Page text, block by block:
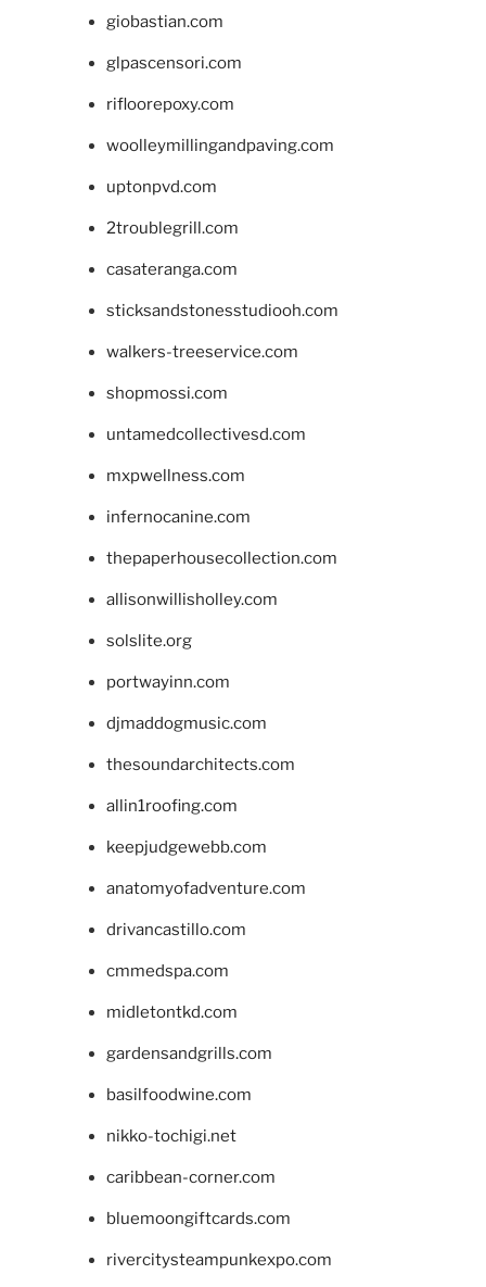
giobastian.com
glpascensori.com
rifloorepoxy.com
woolleymillingandpaving.com
uptonpvd.com
2troublegrill.com
casateranga.com
sticksandstonesstudiooh.com
walkers-treeservice.com
shopmossi.com
untamedcollectivesd.com
mxpwellness.com
infernocanine.com
thepaperhousecollection.com
allisonwillisholley.com
solslite.org
portwayinn.com
djmaddogmusic.com
thesoundarchitects.com
allin1roofing.com
keepjudgewebb.com
anatomyofadventure.com
drivancastillo.com
cmmedspa.com
midletontkd.com
gardensandgrills.com
basilfoodwine.com
nikko-tochigi.net
caribbean-corner.com
bluemoongiftcards.com
rivercitysteampunkexpo.com